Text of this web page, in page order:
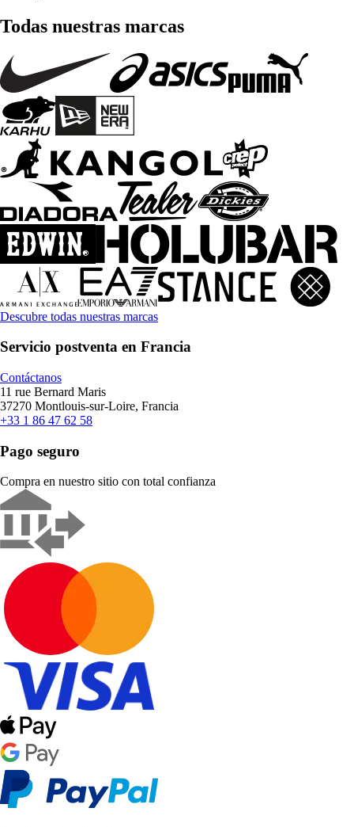
Todas nuestras marcas
Descubre todas nuestras marcas
Servicio postventa en Francia
Contáctanos
11 rue Bernard Maris
37270 Montlouis-sur-Loire, Francia
+33 1 86 47 62 58
Pago seguro
Compra en nuestro sitio con total confianza